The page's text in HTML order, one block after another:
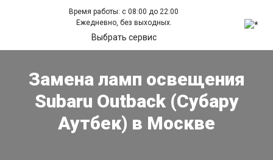
Время работы: с 08:00 до 22:00
Ежедневно, без выходных.
Выбрать сервис
Замена ламп освещения
Subaru Outback (Субару
Аутбек) в Москве